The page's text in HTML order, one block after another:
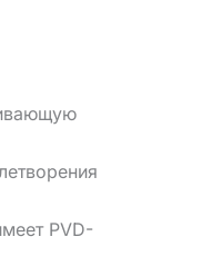
PVD-